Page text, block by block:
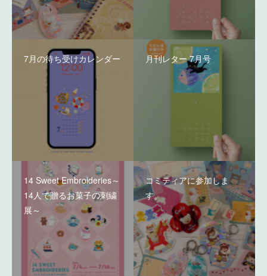
7月の待ち受けカレンダー 月刊レター 7月号
14 Sweet Embroideries～
14人で贈るお菓子の刺繍
展～
コミティアに参加しま
す。